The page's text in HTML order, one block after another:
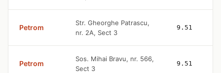
Petrom
Str. Gheorghe Patrascu,
nr. 2A, Sect 3
9.51
Petrom
Sos. Mihai Bravu, nr. 566,
Sect 3
9.51